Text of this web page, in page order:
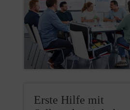
Erste Hilfe mit